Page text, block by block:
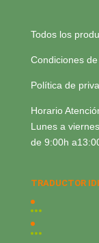
Todos los
Condiciones
Política de
Horario
Lunes a
de 9:00h
TRADUCTOR